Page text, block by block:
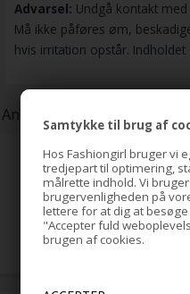
Samtykke til brug af
Hos Fashiongirl bruger vi
tredjepart til optimering,
målrette indhold. Vi
brugervenligheden på
lettere for at dig at
"Accepter fuld
brugen af cookies.
Advarsel: Undgå kontakt
Må ikke påføres øm,
hvis irritation opstår. Indholdet
Andre kunder har også købt: